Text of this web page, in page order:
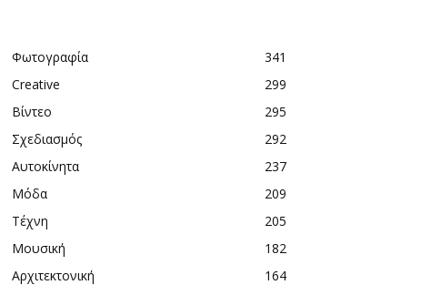
Φωτογραφία
341
Creative
299
Βίντεο
295
Σχεδιασμός
292
Αυτοκίνητα
237
Μόδα
209
Τέχνη
205
Μουσική
182
Αρχιτεκτονική
164